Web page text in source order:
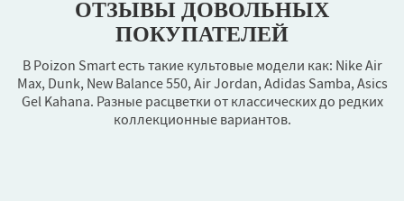
ОТЗЫВЫ ДОВОЛЬНЫХ
ПОКУПАТЕЛЕЙ
В Poizon Smart есть такие культовые модели как: Nike Air
Max, Dunk, New Balance 550, Air Jordan, Adidas Samba, Asics
Gel Kahana. Разные расцветки от классических до редких
коллекционные вариантов.